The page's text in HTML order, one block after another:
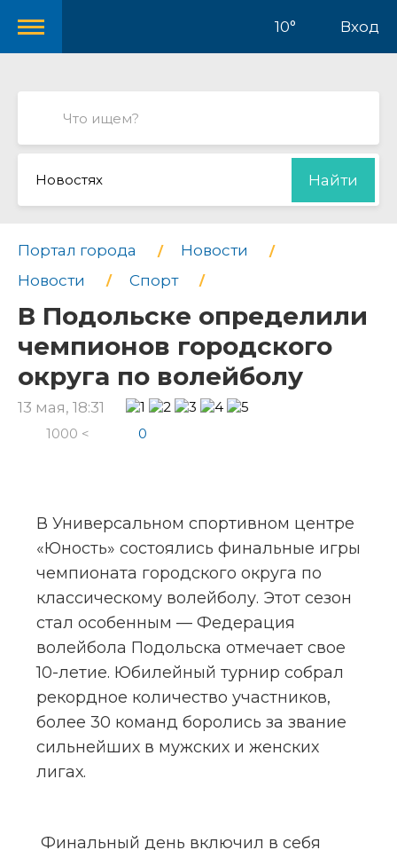
10° Вход
Новостях Найти
Портал города
Новости
Новости
Спорт
В Подольске определили
чемпионов городского
округа по волейболу
13 мая, 18:31
1000 < 0
В Универсальном спортивном центре
«Юность» состоялись финальные игры
чемпионата городского округа по
классическому волейболу. Этот сезон
стал особенным — Федерация
волейбола Подольска отмечает свое
10-летие. Юбилейный турнир собрал
рекордное количество участников,
более 30 команд боролись за звание
сильнейших в мужских и женских
лигах.